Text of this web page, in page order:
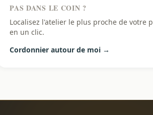
PAS DANS LE COIN ?
Localisez l'atelier le plus proche de votre
en un clic.
Cordonnier autour de moi →